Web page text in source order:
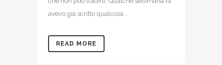
avevo già scritto qualcosa...
READ MORE